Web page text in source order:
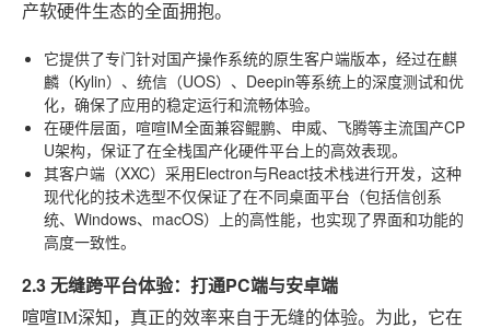
产软硬件生态的全面拥抱。
它提供了专门针对国产操作系统的原生客户端版本，经过在麒
麟（Kylin）、统信（UOS）、Deepin等系统上的深度测试和优
化，确保了应用的稳定运行和流畅体验。
在硬件层面，喧喧IM全面兼容鲲鹏、申威、飞腾等主流国产CP
U架构，保证了在全栈国产化硬件平台上的高效表现。
其客户端（XXC）采用Electron与React技术栈进行开发，这种
现代化的技术选型不仅保证了在不同桌面平台（包括信创系
统、Windows、macOS）上的高性能，也实现了界面和功能的
高度一致性。
2.3 无缝跨平台体验：打通PC端与安卓端
喧喧IM深知，真正的效率来自于无缝的体验。为此，它在